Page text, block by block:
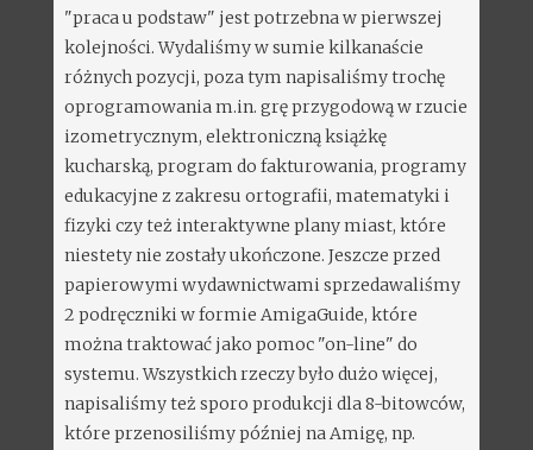
"praca u podstaw" jest potrzebna w pierwszej
kolejności. Wydaliśmy w sumie kilkanaście
różnych pozycji, poza tym napisaliśmy trochę
oprogramowania m.in. grę przygodową w rzucie
izometrycznym, elektroniczną książkę
kucharską, program do fakturowania, programy
edukacyjne z zakresu ortografii, matematyki i
fizyki czy też interaktywne plany miast, które
niestety nie zostały ukończone. Jeszcze przed
papierowymi wydawnictwami sprzedawaliśmy
2 podręczniki w formie AmigaGuide, które
można traktować jako pomoc "on-line" do
systemu. Wszystkich rzeczy było dużo więcej,
napisaliśmy też sporo produkcji dla 8-bitowców,
które przenosiliśmy później na Amigę, np.